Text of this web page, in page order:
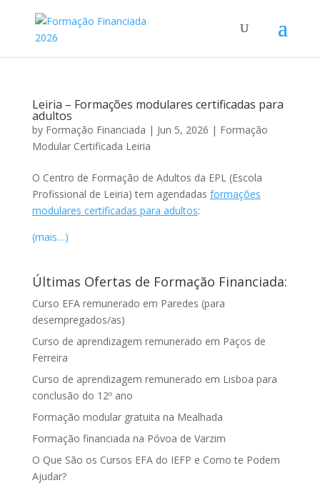
Leiria – Formações modulares certificadas para
adultos
by Formação Financiada | Jun 5, 2026 | Formação
Modular Certificada Leiria
O Centro de Formação de Adultos da EPL (Escola
Profissional de Leiria) tem agendadas formações
modulares certificadas para adultos:
(mais…)
Últimas Ofertas de Formação Financiada:
Curso EFA remunerado em Paredes (para
desempregados/as)
Curso de aprendizagem remunerado em Paços de
Ferreira
Curso de aprendizagem remunerado em Lisboa para
conclusão do 12º ano
Formação modular gratuita na Mealhada
Formação financiada na Póvoa de Varzim
O Que São os Cursos EFA do IEFP e Como te Podem
Ajudar?